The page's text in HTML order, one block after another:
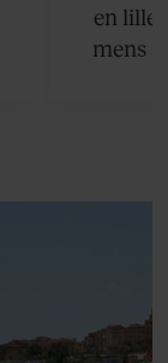
en lille
mens